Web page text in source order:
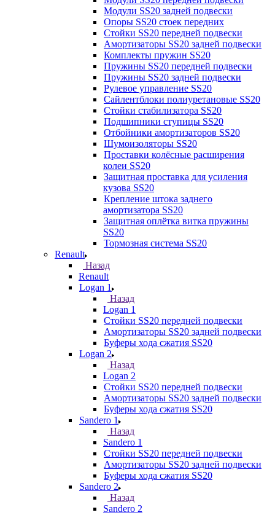
Модули SS20 задней подвески
Опоры SS20 стоек передних
Стойки SS20 передней подвески
Амортизаторы SS20 задней подвески
Комплекты пружин SS20
Пружины SS20 передней подвески
Пружины SS20 задней подвески
Рулевое управление SS20
Сайлентблоки полиуретановые SS20
Стойки стабилизатора SS20
Подшипники ступицы SS20
Отбойники амортизаторов SS20
Шумоизоляторы SS20
Проставки колёсные расширения
колеи SS20
Защитная проставка для усиления
кузова SS20
Крепление штока заднего
амортизатора SS20
Защитная оплётка витка пружины
SS20
Тормозная система SS20
Renault
Назад
Renault
Logan 1
Назад
Logan 1
Стойки SS20 передней подвески
Амортизаторы SS20 задней подвески
Буферы хода сжатия SS20
Logan 2
Назад
Logan 2
Стойки SS20 передней подвески
Амортизаторы SS20 задней подвески
Буферы хода сжатия SS20
Sandero 1
Назад
Sandero 1
Стойки SS20 передней подвески
Амортизаторы SS20 задней подвески
Буферы хода сжатия SS20
Sandero 2
Назад
Sandero 2